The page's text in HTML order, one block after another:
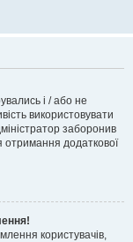
і / або не
використовувати
заборонив
отримання додаткової
користувачів,